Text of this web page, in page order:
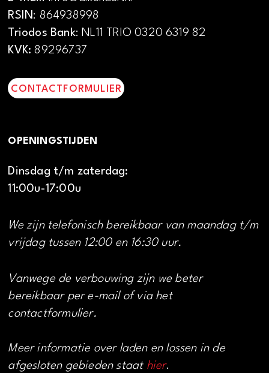
RSIN : 864938998
Triodos Bank: NL11 TRIO 0320 6319 82
KVK: 89296737
CONTACTFORMULIER
OPENINGSTIJDEN
Dinsdag t/m zaterdag:
11:00u-17:00u
We zijn telefonisch bereikbaar van maandag t/m
vrijdag tussen 12:00 en 16:30 uur.
Vanwege de verbouwing zijn we beter
bereikbaar per e-mail of via het
contactformulier.
Meer informatie over laden en lossen in de
afgesloten gebieden staat hier.